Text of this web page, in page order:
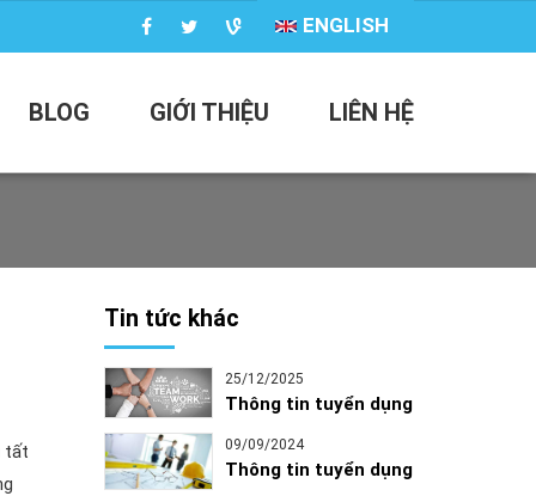
ENGLISH
BLOG GIỚI THIỆU LIÊN HỆ
tất
Tin tức khác
25/12/2025
Thông tin tuyển dụng
09/09/2024
Thông tin tuyển dụng